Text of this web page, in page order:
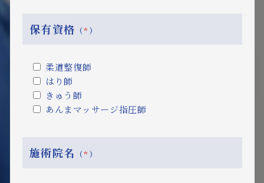
保有資格 （*）
柔道整復師
はり師
きゅう師
あんまマッサージ指圧師
施術院名 （*）